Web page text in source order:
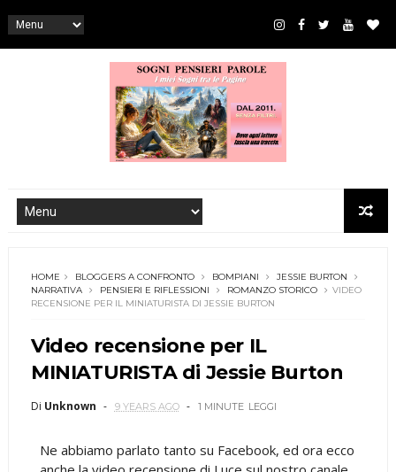
HOME BLOGGERS A CONFRONTO BOMPIANI
JESSIE BURTON
NARRATIVA
PENSIERI E RIFLESSIONI ROMANZO STORICO
VIDEO
RECENSIONE PER IL MINIATURISTA DI JESSIE BURTON
Video recensione per IL
MINIATURISTA di Jessie Burton
Di Unknown 9 YEARS AGO 1 MINUTE LEGGI
Ne abbiamo parlato tanto su Facebook, ed ora ecco